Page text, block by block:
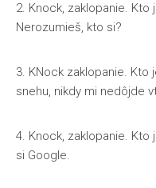
2. Knock, zaklopanie.
Nerozumieš, kto si?
3. KNock zaklopanie. Kto
snehu, nikdy mi nedôjde
4. Knock, zaklopanie. Kto
si Google.